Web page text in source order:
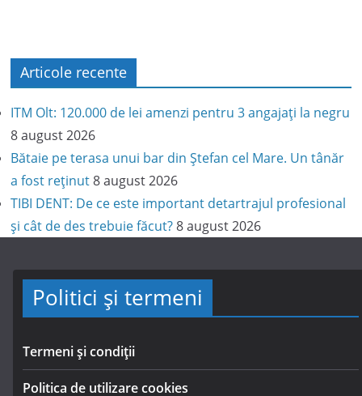
Articole recente
ITM Olt: 120.000 de lei amenzi pentru 3 angajați la negru
8 august 2026
Bătaie pe terasa unui bar din Ștefan cel Mare. Un tânăr
a fost reținut 8 august 2026
TIBI DENT: De ce este important detartrajul profesional
și cât de des trebuie făcut? 8 august 2026
Politici și termeni
Termeni și condiții
Politica de utilizare cookies